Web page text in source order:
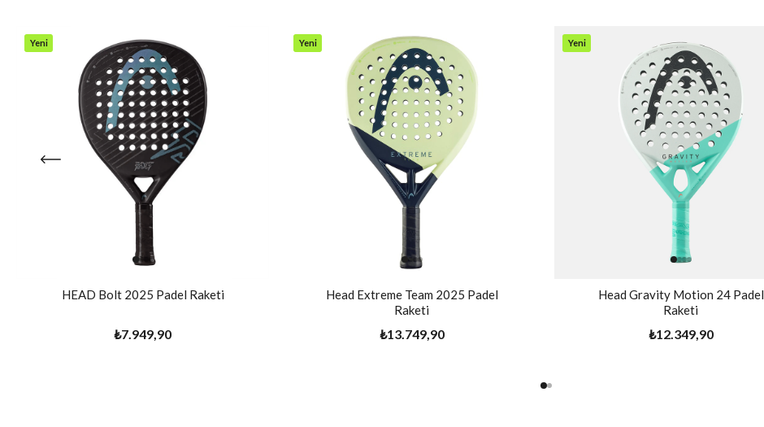
HEAD Bolt 2025 Padel Raketi
₺7.949,90
Yeni
Head Extreme Team 2025 Padel
Raketi
₺13.749,90
Yeni
Head Gravity Motion 24 Padel
Raketi
₺12.349,90
Yeni